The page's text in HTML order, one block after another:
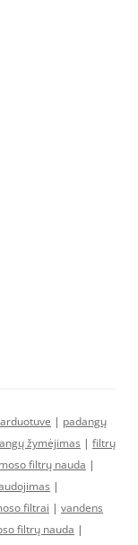
| padangų
žymėjimas | filtrų
filtrų nauda |
|
filtrai | vandens
filtrų nauda |